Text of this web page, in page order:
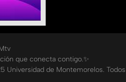
que conecta contigo.✨
Universidad de Montemorelos.